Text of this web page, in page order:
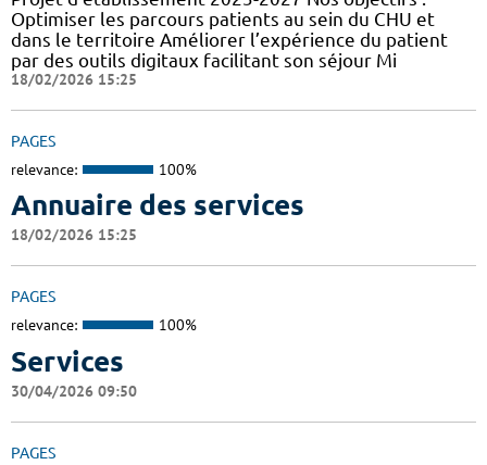
Optimiser les parcours patients au sein du CHU et
dans le territoire Améliorer l’expérience du patient
par des outils digitaux facilitant son séjour Mi
18/02/2026 15:25
PAGES
relevance: 100%
Annuaire des services
18/02/2026 15:25
PAGES
relevance: 100%
Services
30/04/2026 09:50
PAGES